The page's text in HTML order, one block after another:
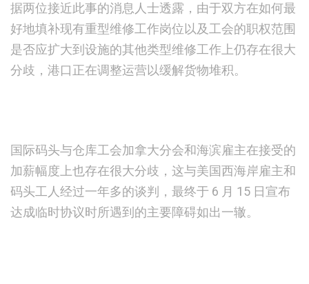
据两位接近此事的消息人士透露，由于双方在如何最
好地填补现有重型维修工作岗位以及工会的职权范围
是否应扩大到设施的其他类型维修工作上仍存在很大
分歧，港口正在调整运营以缓解货物堆积。
国际码头与仓库工会加拿大分会和海滨雇主在接受的
加薪幅度上也存在很大分歧，这与美国西海岸雇主和
码头工人经过一年多的谈判，最终于 6 月 15 日宣布
达成临时协议时所遇到的主要障碍如出一辙。